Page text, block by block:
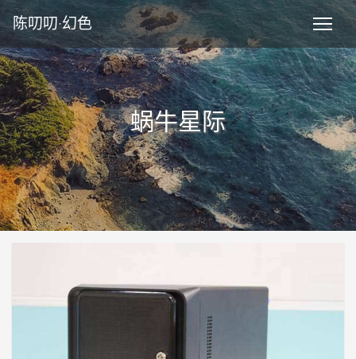
陈叨叨·幻色
蜗牛星际